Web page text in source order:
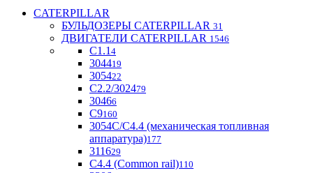
CATERPILLAR
БУЛЬДОЗЕРЫ CATERPILLAR 31
ДВИГАТЕЛИ CATERPILLAR 1546
C1.1 4
304419
305422
С2.2/302479
30466
С9160
3054С/С4.4 (механическая топливная
аппаратура)177
311629
С4.4 (Common rail)110